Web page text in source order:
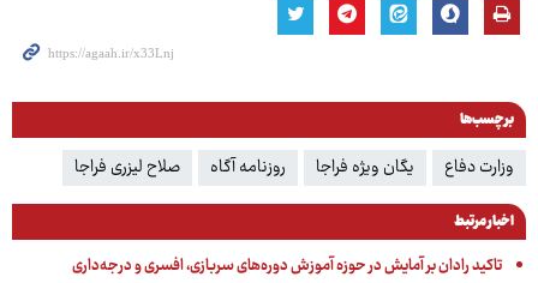
برچسب‌ها
وزارت دفاع یگان ویژه فراجا روزنامه آگاه صلاح لیزری فراجا
اخبار مرتبط
تاکید رادان بر آمایش در حوزه آموزش دوره‌های سربازی، افسری و درجه‌داری